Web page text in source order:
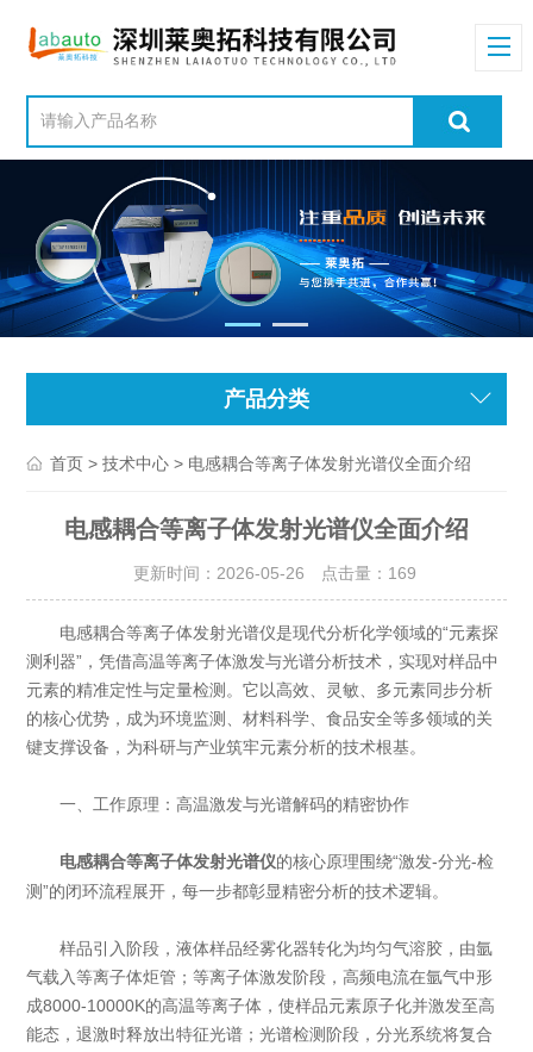
产品分类
首页 >技术中心 > 电感耦合等离子体发射光谱仪全面介绍
电感耦合等离子体发射光谱仪全面介绍
更新时间：2026-05-26 点击量： 169
电感耦合等离子体发射光谱仪是现代分析化学领域的“元素探
测利器”，凭借高温等离子体激发与光谱分析技术，实现对样品中
元素的精准定性与定量检测。它以高效、灵敏、多元素同步分析
的核心优势，成为环境监测、材料科学、食品安全等多领域的关
键支撑设备，为科研与产业筑牢元素分析的技术根基。
一、工作原理：高温激发与光谱解码的精密协作
电感耦合等离子体发射光谱仪的核心原理围绕“激发-分光-检
测”的闭环流程展开，每一步都彰显精密分析的技术逻辑。
样品引入阶段，液体样品经雾化器转化为均匀气溶胶，由氩
气载入等离子体炬管；等离子体激发阶段，高频电流在氩气中形
成8000-10000K的高温等离子体，使样品元素原子化并激发至高
能态，退激时释放出特征光谱；光谱检测阶段，分光系统将复合